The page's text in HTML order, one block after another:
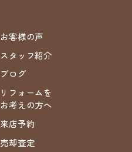
お客様の声
スタッフ紹介
ブログ
リフォームを
お考えの方へ
来店予約
売却査定